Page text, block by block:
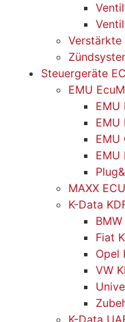
Verstärkte
Steuergeräte
EMU
EMU
EMU
EMU
EMU
MAXX ECU
K-Data
BMW
Fiat
Opel
VW